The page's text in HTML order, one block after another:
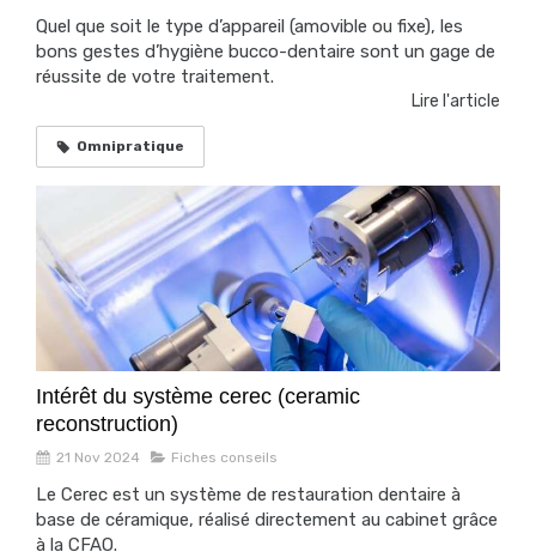
Quel que soit le type d’appareil (amovible ou fixe), les
bons gestes d’hygiène bucco-dentaire sont un gage de
réussite de votre traitement.
Lire l'article
Omnipratique
Intérêt du système cerec (ceramic
reconstruction)
21 Nov 2024 Fiches conseils
Le Cerec est un système de restauration dentaire à
base de céramique, réalisé directement au cabinet grâce
à la CFAO.